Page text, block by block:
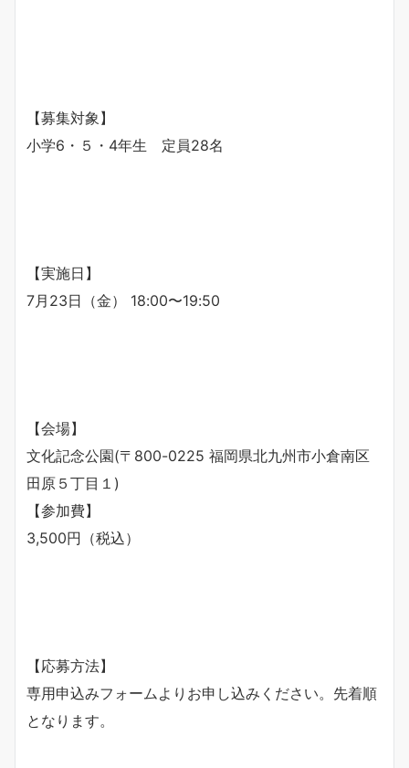
【募集対象】
小学6・５・4年生 定員28名
【実施日】
7月23日（金） 18:00〜19:50
【会場】
文化記念公園(〒800-0225 福岡県北九州市小倉南区
田原５丁目１)
【参加費】
3,500円（税込）
【応募方法】
専用申込みフォームよりお申し込みください。先着順
となります。